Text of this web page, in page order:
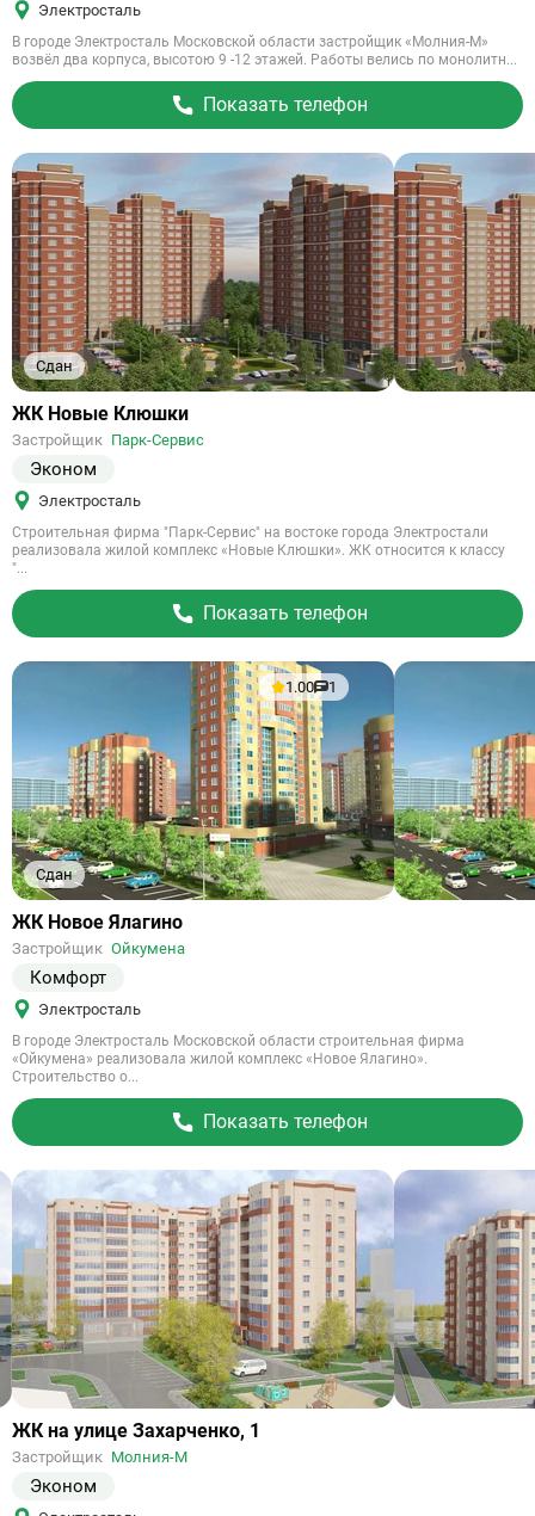
Электросталь
В городе Электросталь Московской области застройщик «Молния-М»
возвёл два корпуса, высотою 9 -12 этажей. Работы велись по монолитн...
Показать телефон
Сдан
Ссылка
объект
ЖК Новые Клюшки
Застройщик Парк-Сервис
Эконом
Электросталь
Строительная фирма "Парк-Сервис" на востоке города Электростали
реализовала жилой комплекс «Новые Клюшки». ЖК относится к классу
"...
Показать телефон
Сдан
1.00 1
Ссылка
объект
ЖК Новое Ялагино
Застройщик Ойкумена
Комфорт
Электросталь
В городе Электросталь Московской области строительная фирма
«Ойкумена» реализовала жилой комплекс «Новое Ялагино».
Строительство о...
Показать телефон
Ссылка
объект
ЖК на улице Захарченко, 1
Застройщик Молния-М
Эконом